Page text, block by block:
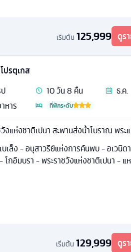
เริ่มต้น 125,999 ดูร
ปรตุเกส
10วัน8 คืน
ธ.ค.
หาร ที่พักระดับ
งแห่งชาติเปนา สะพานส่งน้ำโบราณ พระ
บเล็ง - อนุสาวรีย์แห่งการค้นพบ - อเวนิด
โกอิมบรา - พระราชวังแห่งชาติเปนา - แ
เริ่มต้น 129,999 ดูร